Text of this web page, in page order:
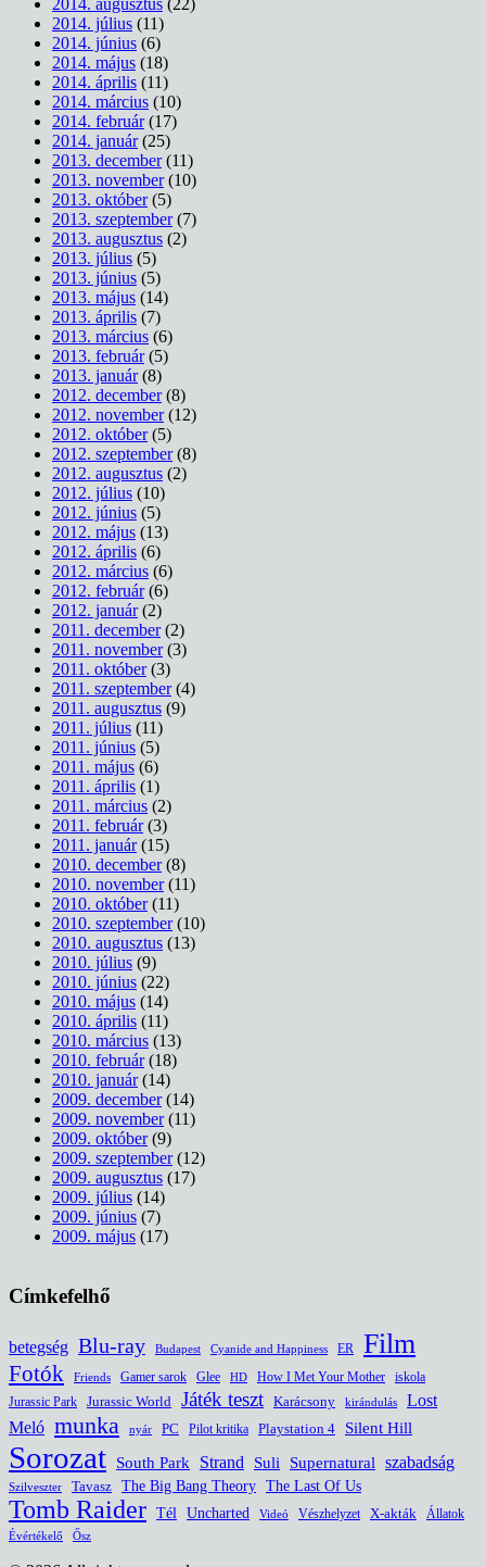
2014. augusztus (22)
2014. július (11)
2014. június (6)
2014. május (18)
2014. április (11)
2014. március (10)
2014. február(17)
2014. január(25)
2013. december(11)
2013. november(10)
2013. október(5)
2013. szeptember(7)
2013. augusztus (2)
2013. július (5)
2013. június (5)
2013. május (14)
2013. április (7)
2013. március (6)
2013. február(5)
2013. január(8)
2012. december(8)
2012. november(12)
2012. október(5)
2012. szeptember(8)
2012. augusztus (2)
2012. július (10)
2012. június (5)
2012. május (13)
2012. április (6)
2012. március (6)
2012. február(6)
2012. január(2)
2011. december(2)
2011. november(3)
2011. október(3)
2011. szeptember(4)
2011. augusztus (9)
2011. július (11)
2011. június (5)
2011. május (6)
2011. április (1)
2011. március (2)
2011. február(3)
2011. január(15)
2010. december(8)
2010. november(11)
2010. október(11)
2010. szeptember(10)
2010. augusztus (13)
2010. július (9)
2010. június (22)
2010. május (14)
2010. április (11)
2010. március (13)
2010. február(18)
2010. január(14)
2009. december(14)
2009. november(11)
2009. október(9)
2009. szeptember(12)
2009. augusztus (17)
2009. július (14)
2009. június (7)
2009. május (17)
Címkefelhő
betegség Blu-ray Budapest Cyanide and Happiness ER Film
Fotók Friends Gamer sarok Glee HD How I Met Your Mother
iskola
Jurassic Park
Jurassic World Játék teszt Karácsony kirándulás Lost
Meló munka nyár PC Pilot kritika Playstation 4 Silent Hill
Sorozat South Park Strand Suli Supernatural szabadság
Szilveszter Tavasz The Big Bang Theory The Last Of Us
Tomb Raider Tél Uncharted Videó Vészhelyzet X-akták Állatok
Évértékelő Ősz